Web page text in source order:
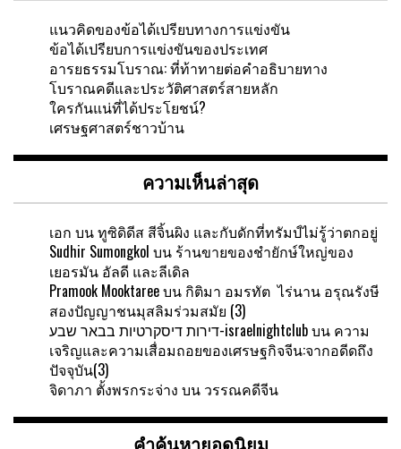
แนวคิดของข้อได้เปรียบทางการแข่งขัน
ข้อได้เปรียบการแข่งขันของประเทศ
อารยธรรมโบราณ: ที่ท้าทายต่อคำอธิบายทาง
โบราณคดีและประวัติศาสตร์สายหลัก
ใครกันแน่ที่ได้ประโยชน์?
เศรษฐศาสตร์ชาวบ้าน
ความเห็นล่าสุด
เอก บนทูซิดิดีส สีจิ้นผิง และกับดักที่ทรัมป์ไม่รู้ว่าตกอยู่
Sudhir Sumongkol บน ร้านขายของชำยักษ์ใหญ่ของ
เยอรมัน อัลดี และลีเดิล
Pramook Mooktareeบน กิติมา อมรทัต ไร่นาน อรุณรังษี
สองปัญญาชนมุสลิมร่วมสมัย (3)
דירות דיסקרטיות בבאר שבע-israelnightclubบน ความ
เจริญและความเสื่อมถอยของเศรษฐกิจจีน:จากอดีดถึง
ปัจจุบัน(3)
จิดาภา ตั้งพรกระจ่าง บน วรรณคดีจีน
คำค้นหายอดนิยม